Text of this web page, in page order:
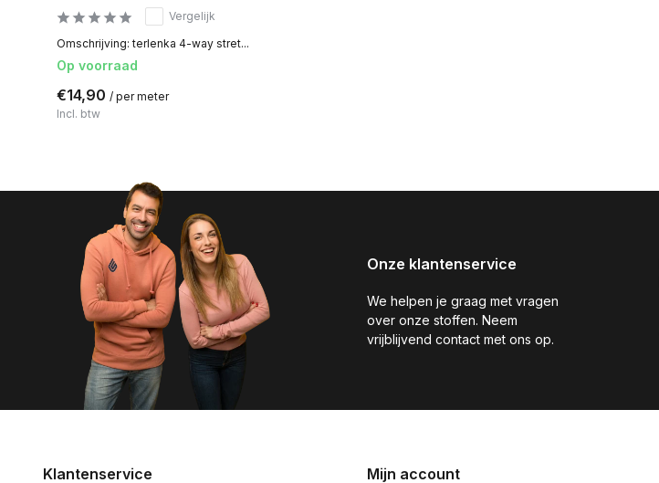
Vergelijk
Omschrijving: terlenka 4-way stret...
Op voorraad
€14,90 / per meter
Incl. btw
Onze klantenservice
We helpen je graag met vragen
over onze stoffen. Neem
vrijblijvend contact met ons op.
Klantenservice Mijn account